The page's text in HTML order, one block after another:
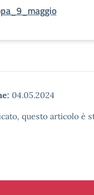
04.05.2024
questo articolo è